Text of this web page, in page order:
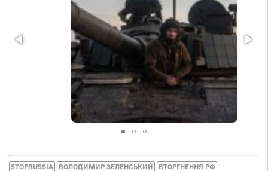
STOPRUSSIA ВОЛОДИМИР ЗЕЛЕНСЬКИЙ ВТОРГНЕННЯ РФ